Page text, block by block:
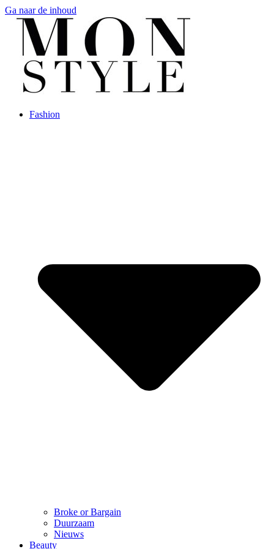
Ga naar de inhoud
Fashion
Broke or Bargain
Duurzaam
Nieuws
Beauty